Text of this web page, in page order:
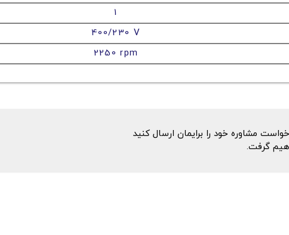
1
400/230 V
2250 rpm
مشاوره خود را برایمان ارسال کنید
گرفت.